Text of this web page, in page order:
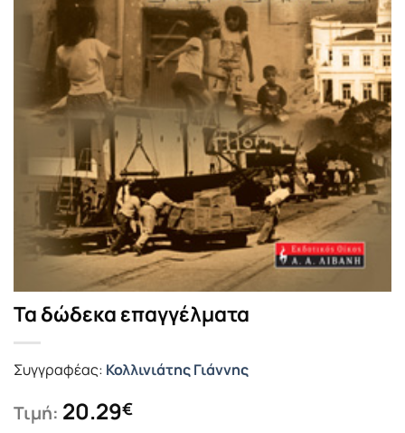
Τα δώδεκα επαγγέλματα
Συγγραφέας: Κολλινιάτης Γιάννης
Τιμή: 20.29€